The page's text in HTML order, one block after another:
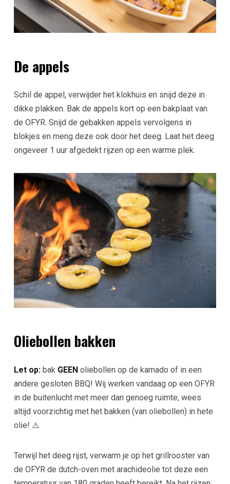
De appels
Schil de appel, verwijder het klokhuis en snijd deze in
dikke plakken. Bak de appels kort op een bakplaat van
de OFYR. Snijd de gebakken appels vervolgens in
blokjes en meng deze ook door het deeg. Laat het deeg
ongeveer 1 uur afgedekt rijzen op een warme plek.
Oliebollen bakken
Let op: bak GEENoliebollen op de kamado of in een
andere gesloten BBQ! Wij werken vandaag op een OFYR
in de buitenlucht met meer dan genoeg ruimte, wees
altijd voorzichtig met het bakken (van oliebollen) in hete
olie! ⚠️
Terwijl het deeg rijst, verwarm je op het grillrooster van
de OFYR de dutch-oven met arachideolie tot deze een